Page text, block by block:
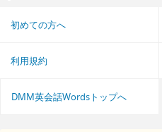
初めての方へ
利用規約
DMM英会話Wordsトップへ